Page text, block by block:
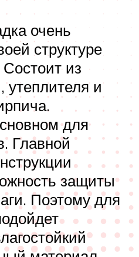
очень
структуре
из
утеплителя и
для
Главной
защиты
Поэтому для